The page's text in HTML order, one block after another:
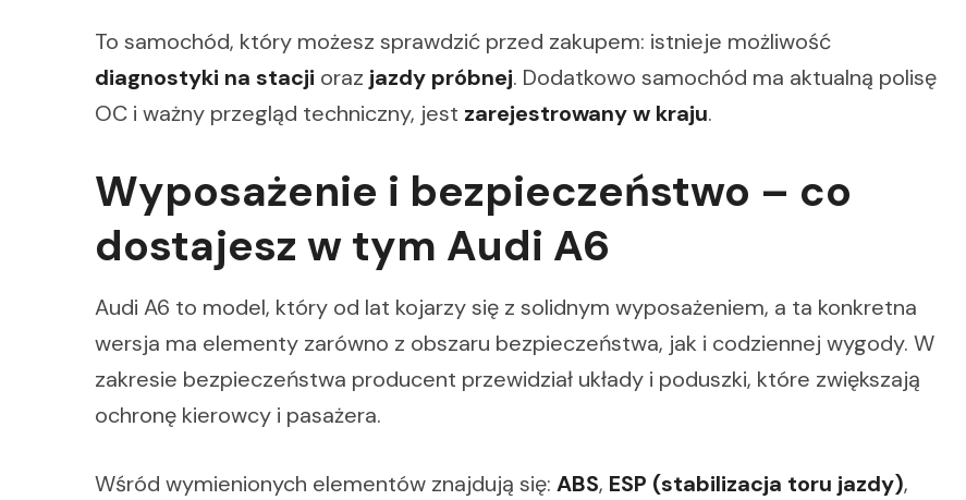
To samochód, który możesz sprawdzić przed zakupem: istnieje możliwość
diagnostyki na stacji oraz jazdy próbnej. Dodatkowo samochód ma aktualną polisę
OC i ważny przegląd techniczny, jest zarejestrowany w kraju.
Wyposażenie i bezpieczeństwo – co
dostajesz w tym Audi A6
Audi A6 to model, który od lat kojarzy się z solidnym wyposażeniem, a ta konkretna
wersja ma elementy zarówno z obszaru bezpieczeństwa, jak i codziennej wygody. W
zakresie bezpieczeństwa producent przewidział układy i poduszki, które zwiększają
ochronę kierowcy i pasażera.
Wśród wymienionych elementów znajdują się: ABS, ESP (stabilizacja toru jazdy),